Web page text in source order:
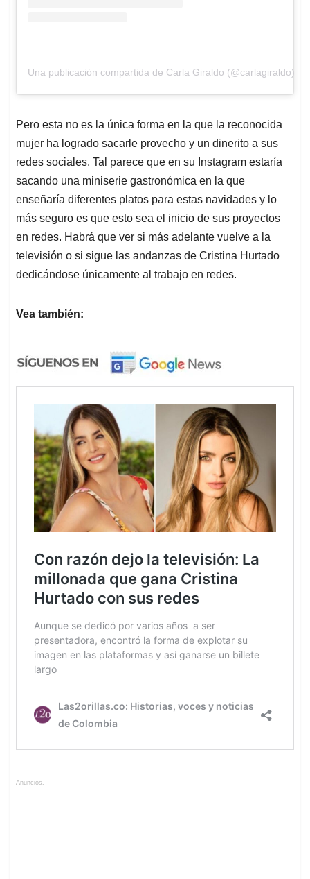
Una publicación compartida de Carla Giraldo (@carlagiraldo)
Pero esta no es la única forma en la que la reconocida
mujer ha logrado sacarle provecho y un dinerito a sus
redes sociales. Tal parece que en su Instagram estaría
sacando una miniserie gastronómica en la que
enseñaría diferentes platos para estas navidades y lo
más seguro es que esto sea el inicio de sus proyectos
en redes. Habrá que ver si más adelante vuelve a la
televisión o si sigue las andanzas de Cristina Hurtado
dedicándose únicamente al trabajo en redes.
Vea también:
Anuncios.